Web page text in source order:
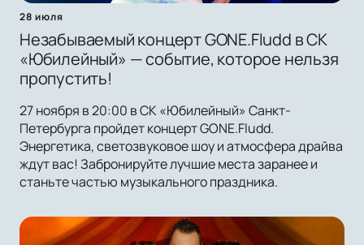
28 июля
Незабываемый концерт GONE.Fludd в СК
«Юбилейный» — событие, которое нельзя
пропустить!
27 ноября в 20:00 в СК «Юбилейный» Санкт-
Петербурга пройдет концерт GONE.Fludd.
Энергетика, светозвуковое шоу и атмосфера драйва
ждут вас! Забронируйте лучшие места заранее и
станьте частью музыкального праздника.